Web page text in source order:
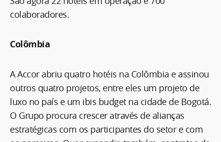
colaboradores.
Colômbia
A Accor abriu quatro hotéis na Colômbia e assinou
outros quatro projetos, entre eles um projeto de
luxo no país e um ibis budget na cidade de Bogotá.
O Grupo procura crescer através de alianças
estratégicas com os participantes do setor e com